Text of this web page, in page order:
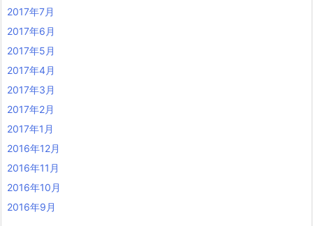
2017年7月
2017年6月
2017年5月
2017年4月
2017年3月
2017年2月
2017年1月
2016年12月
2016年11月
2016年10月
2016年9月